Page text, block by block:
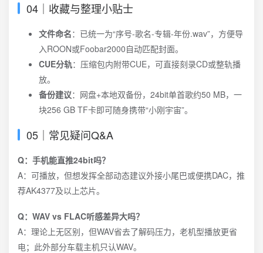
04｜收藏与整理小贴士
文件命名：已统一为“序号-歌名-专辑-年份.wav”，方便导
入ROON或Foobar2000自动匹配封面。
CUE分轨：压缩包内附带CUE，可直接刻录CD或整轨播
放。
备份建议：网盘+本地双备份，24bit单首歌约50 MB，一
块256 GB TF卡即可随身携带“小刚宇宙”。
05｜常见疑问Q&A
Q：手机能直推24bit吗？
A：可播放，但想发挥全部动态建议外接小尾巴或便携DAC，推
荐AK4377及以上芯片。
Q：WAV vs FLAC听感差异大吗？
A：理论上无区别，但WAV省去了解码压力，老机型播放更省
电；此外部分车载主机只认WAV。